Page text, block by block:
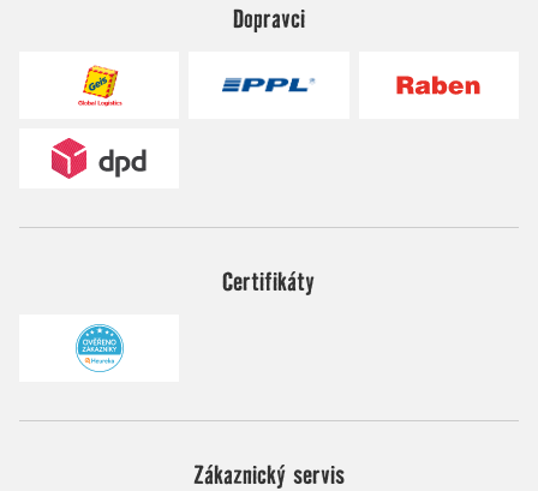
Dopravci
Certifikáty
Zákaznický servis